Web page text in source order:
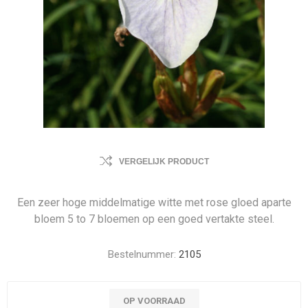
VERGELIJK PRODUCT
Een zeer hoge middelmatige witte met rose gloed aparte
bloem 5 to 7 bloemen op een goed vertakte steel.
Bestelnummer: 2105
OP VOORRAAD